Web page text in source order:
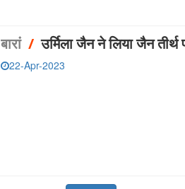
बारां/उर्मिला जैन ने लिया जैन तीर्थ
22-Apr-2023